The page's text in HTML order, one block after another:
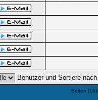
Benutzer und Sortiere
Seiten